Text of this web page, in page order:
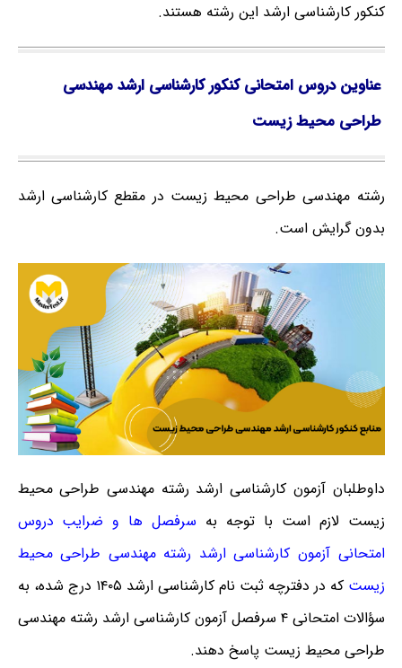
کنکور کارشناسی ارشد این رشته هستند.
عناوین دروس امتحانی کنکور کارشناسی ارشد مهندسی
طراحی محیط زیست
رشته مهندسی طراحی محیط زیست در مقطع کارشناسی ارشد
بدون گرایش است.
داوطلبان آزمون کارشناسی ارشد رشته مهندسی طراحی محیط
زیست لازم است با توجه به سرفصل ها و ضرایب دروس
امتحانی آزمون کارشناسی ارشد رشته مهندسی طراحی محیط
زیست
که در دفترچه ثبت نام کارشناسی ارشد ۱۴۰۵ درج شده، به
سؤالات امتحانی ۴ سرفصل آزمون کارشناسی ارشد رشته مهندسی
طراحی محیط زیست پاسخ دهند.